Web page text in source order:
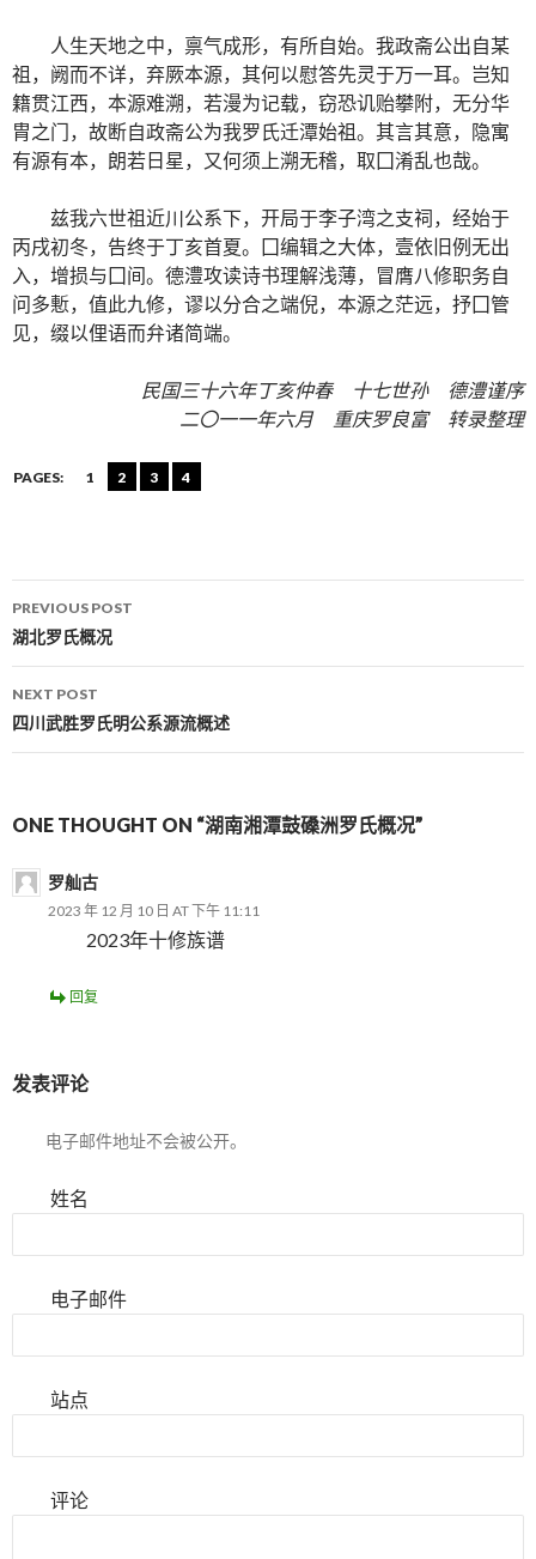
人生天地之中，禀气成形，有所自始。我政斋公出自某
祖，阙而不详，弃厥本源，其何以慰答先灵于万一耳。岂知
籍贯江西，本源难溯，若漫为记载，窃恐讥贻攀附，无分华
胄之门，故断自政斋公为我罗氏迁潭始祖。其言其意，隐寓
有源有本，朗若日星，又何须上溯无稽，取囗淆乱也哉。
兹我六世祖近川公系下，开局于李子湾之支祠，经始于
丙戌初冬，告终于丁亥首夏。囗编辑之大体，壹依旧例无出
入，增损与囗间。德澧攻读诗书理解浅薄，冒膺八修职务自
问多慙，值此九修，谬以分合之端倪，本源之茫远，抒囗管
见，缀以俚语而弁诸简端。
民国三十六年丁亥仲春 十七世孙 德澧谨序
二〇一一年六月 重庆罗良富 转录整理
PAGES: 1 2 3 4
Post navigation
PREVIOUS POST
湖北罗氏概况
NEXT POST
四川武胜罗氏明公系源流概述
ONE THOUGHT ON “湖南湘潭鼓磉洲罗氏概况”
罗舢古
2023 年 12 月 10 日 AT 下午 11:11
2023年十修族谱
回复
发表评论
电子邮件地址不会被公开。
姓名
电子邮件
站点
评论